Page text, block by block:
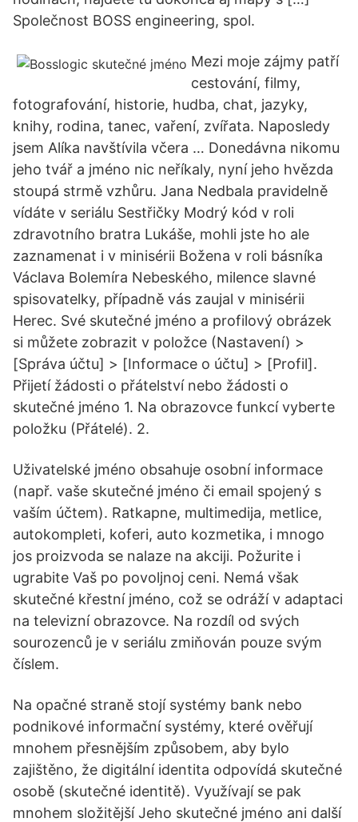
Společnost BOSS engineering, spol.
Mezi moje zájmy patří
cestování, filmy,
fotografování, historie, hudba, chat, jazyky,
knihy, rodina, tanec, vaření, zvířata. Naposledy
jsem Alíka navštívila včera … Donedávna nikomu
jeho tvář a jméno nic neříkaly, nyní jeho hvězda
stoupá strmě vzhůru. Jana Nedbala pravidelně
vídáte v seriálu Sestřičky Modrý kód v roli
zdravotního bratra Lukáše, mohli jste ho ale
zaznamenat i v minisérii Božena v roli básníka
Václava Bolemíra Nebeského, milence slavné
spisovatelky, případně vás zaujal v minisérii
Herec. Své skutečné jméno a profilový obrázek
si můžete zobrazit v položce (Nastavení) >
[Správa účtu] > [Informace o účtu] > [Profil].
Přijetí žádosti o přátelství nebo žádosti o
skutečné jméno 1. Na obrazovce funkcí vyberte
položku (Přátelé). 2.
Uživatelské jméno obsahuje osobní informace
(např. vaše skutečné jméno či email spojený s
vaším účtem). Ratkapne, multimedija, metlice,
autokompleti, koferi, auto kozmetika, i mnogo
jos proizvoda se nalaze na akciji. Požurite i
ugrabite Vaš po povoljnoj ceni. Nemá však
skutečné křestní jméno, což se odráží v adaptaci
na televizní obrazovce. Na rozdíl od svých
sourozenců je v seriálu zmiňován pouze svým
číslem.
Na opačné straně stojí systémy bank nebo
podnikové informační systémy, které ověřují
mnohem přesnějším způsobem, aby bylo
zajištěno, že digitální identita odpovídá skutečné
osobě (skutečné identitě). Využívají se pak
mnohem složitější Jeho skutečné jméno ani další